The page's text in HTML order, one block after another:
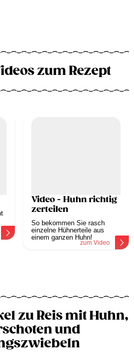
zum Rezept
Video - Huhn richtig
zerteilen
So bekommen Sie rasch
einzelne Hühnerteile aus
einem ganzen Huhn!
zum Video
zu Reis mit Huhn,
und